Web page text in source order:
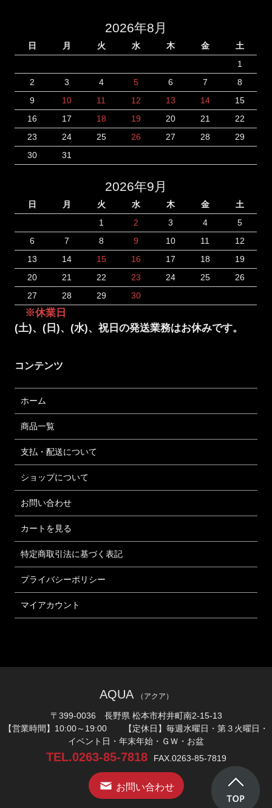
2026年8月
日 月 火 水 木 金
土
1
2
3 4 5 6 7
8
9
10 11 12 13 14
15
16
17 18 19 20 21
22
23
24 25 26 27 28
29
30
31
2026年9月
日 月 火 水 木 金
土
1
2 3 4
5
6
7 8 9 10 11
12
13
14 15 16 17 18
19
20
21 22 23 24 25
26
27
28 29 30
※休業日
(土)、(日)、(水)、祝日の発送業務はお休みです。
コンテンツ
ホーム
商品一覧
支払・配送について
ショップについて
お問い合わせ
カートを見る
特定商取引法に基づく表記
プライバシーポリシー
マイアカウント
AQUA （アクア）
〒399-0036 長野県 松本市村井町南2-15-13
【営業時間】10:00～19:00 【定休日】毎週水曜日・第３火曜日・
イベント日・年末年始・ＧＷ・お盆
TEL.0263-85-7818 FAX.0263-85-7819
お問い合わせ